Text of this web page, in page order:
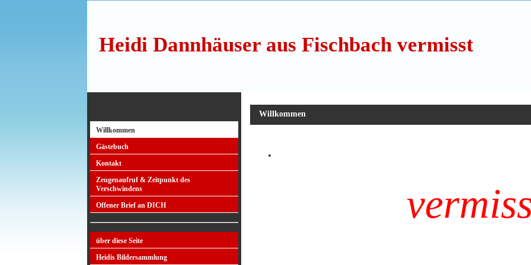
Heidi Dannhäuser aus Fischbach vermisst
Willkommen
Gästebuch
Kontakt
Zeugenaufruf & Zeitpunkt des
Verschwindens
Offener Brief an DICH
über diese Seite
Heidis Bildersammlung
Willkommen